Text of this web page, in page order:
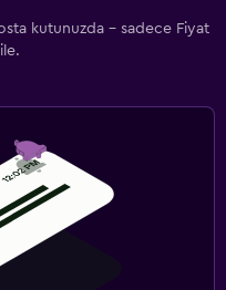
kutunuzda - sadece Fiyat